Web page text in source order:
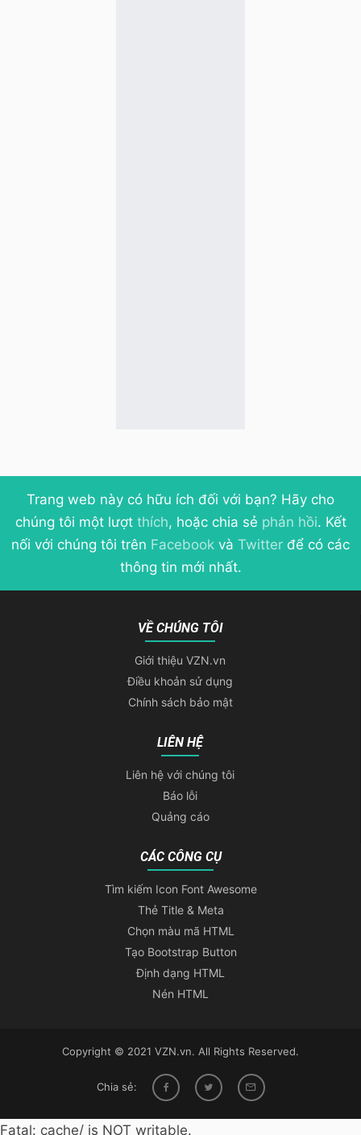
Trang web này có hữu ích đối với bạn? Hãy cho
chúng tôi một lượt thích, hoặc chia sẻ phản hồi. Kết
nối với chúng tôi trên Facebook và Twitter để có các
thông tin mới nhất.
VỀ CHÚNG TÔI
Giới thiệu VZN.vn
Điều khoản sử dụng
Chính sách bảo mật
LIÊN HỆ
Liên hệ với chúng tôi
Báo lỗi
Quảng cáo
CÁC CÔNG CỤ
Tìm kiếm Icon Font Awesome
Thẻ Title & Meta
Chọn màu mã HTML
Tạo Bootstrap Button
Định dạng HTML
Nén HTML
Copyright © 2021 VZN.vn. All Rights Reserved.
Chia sẻ:
Fatal: cache/ is NOT writable.